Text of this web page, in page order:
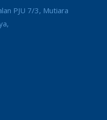
PJU 7/3, Mutiara